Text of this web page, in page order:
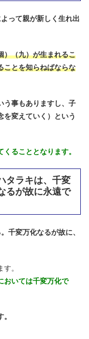
って親が新しく生れ出
）（九）が生まれるこ
ことを知らねばならな
う事もありますし、子
を変えていく）という
ることとなります。
タラキは、千変
るが故に永遠で
千変万化なるが故に、
。
おいては千変万化で